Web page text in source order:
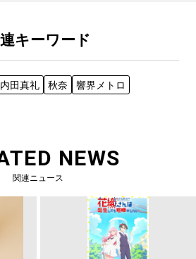
キーワード
内田真礼 秋奈 響界メトロ
NEWS
関連ニュース